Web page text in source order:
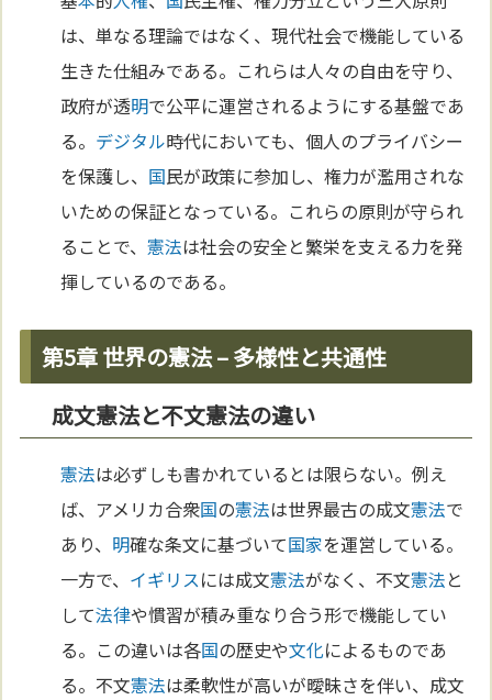
は、単なる理論ではなく、現代社会で機能している
生きた仕組みである。これらは人々の自由を守り、
政府が透明で公平に運営されるようにする基盤であ
る。 デジタル時代においても、個人のプライバシー
を保護し、 国民が政策に参加し、権力が濫用されな
いための保証となっている。これらの原則が守られ
ることで、憲法は社会の安全と繁栄を支える力を発
揮しているのである。
第5章 世界の憲法 – 多様性と共通性
成文憲法と不文憲法の違い
憲法は必ずしも書かれているとは限らない。例え
ば、アメリカ合衆国の憲法は世界最古の成文憲法で
あり、 明確な条文に基づいて国家を運営している。
一方で、 イギリスには成文憲法がなく、不文憲法と
して法律や慣習が積み重なり合う形で機能してい
る。この違いは各国の歴史や文化によるものであ
る。不文憲法は柔軟性が高いが曖昧さを伴い、成文